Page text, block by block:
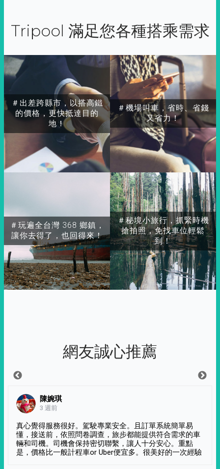
Tripool 滿足您各種搭乘需求
＃出差跨縣市，以搭高鐵
的價格，更快抵達目的
地！
＃玩遍全台灣 368 鄉鎮，
讓你去得了，也回得來！
＃秘境小旅行，抓緊時機
搶拍照，免找車位輕鬆
到！
＃機場叫車，省時、省錢
又省力！
網友誠心推薦
陳婉琪
3 週前
真心覺得服務很好。駕駛專業安全。且訂單系統簡單易
懂，接送前，依照問卷調查，旅步都能提供符合需求的車
輛和司機。司機會保持密切聯繫，讓人十分安心。重點
是，價格比一般計程車or Uber便宜多。很美好的一次經驗